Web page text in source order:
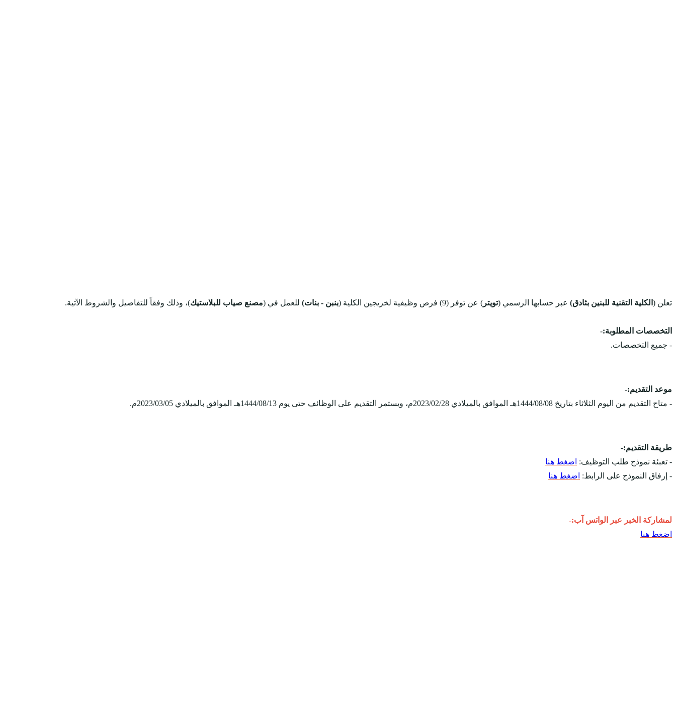
تعلن ( الكلية التقنية للبنين بثادق) عبر حسابها الرسمي (تويتر ) عن توفر (9) فرص وظيفية لخريجين الكلية ( بنبن - بنات) للعمل في (مصنع صياب للبلاستيك)، وذلك وفقاً للتفاصيل والشروط الآتية.
التخصصات المطلوبة:-
- جميع التخصصات.
موعد التقديم:-
- متاح التقديم من اليوم الثلاثاء بتاريخ 1444/08/08هـ الموافق بالميلادي 2023/02/28م، ويستمر التقديم على الوظائف حتى يوم 1444/08/13هـ الموافق بالميلادي 2023/03/05م.
طريقة التقديم:-
- تعبئة نموذج طلب التوظيف: اضغط هنا
- إرفاق النموذج على الرابط: اضغط هنا
لمشاركة الخبر عبر الواتس آب:-
اضغط هنا